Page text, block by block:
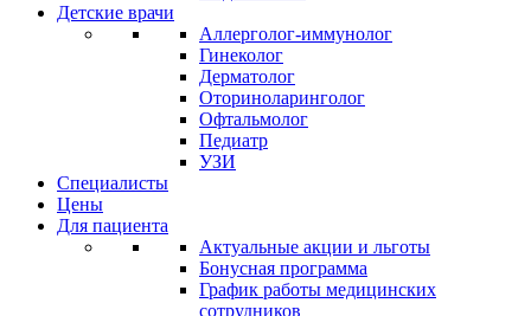
Детские врачи
Аллерголог-иммунолог
Гинеколог
Дерматолог
Оториноларинголог
Офтальмолог
Педиатр
УЗИ
Специалисты
Цены
Для пациента
Актуальные акции и льготы
Бонусная программа
График работы медицинских
сотрудников